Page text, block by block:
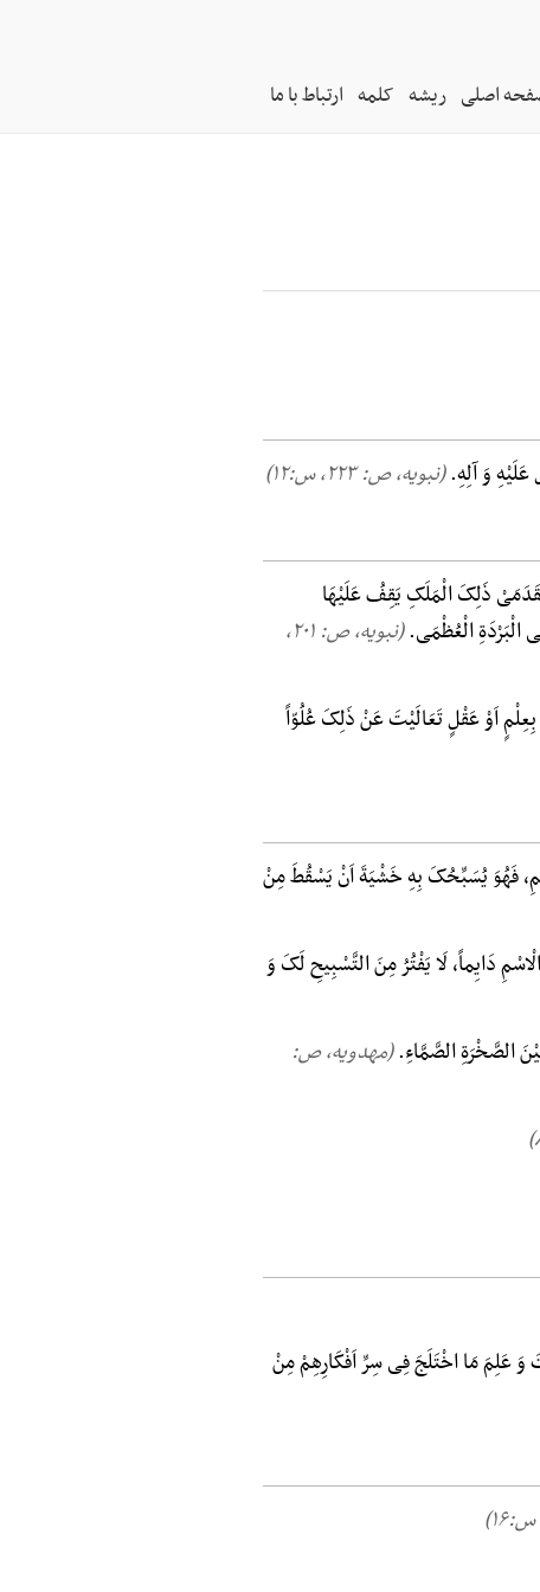
اصلی ریشه کلمه ارتباط با ما
وَ آلِهِ.(نبویه، ص: ۲۲۳, س:۱۲)
ذَلِکَ الْمَلَکِ یَقِفُ عَلَیْهَا
الْبَرْدَةِ الْعُظْمَی.
(نبویه، ص: ۲۰۱,
بِعِلْمٍ اَوْ عَقْلٍ تَعَالَیْتَ عَنْ ذَلِکَ عُلُوّاً
فَهُوَ یُسَبِّحُکَ بِهِ خَشْیَةَ اَنْ یَسْقُطَ مِنْ
دَایِماً، لَا یَفْتُرُ مِنَ التَّسْبِیحِ لَکَ وَ
الصَّخْرَةِ الصَّمَّاءِ.(مهدویه، ص:
وَ عَلِمَ مَا اخْتَلَجَ فِی سِرِّ اَفْکَارِهِمْ مِنْ